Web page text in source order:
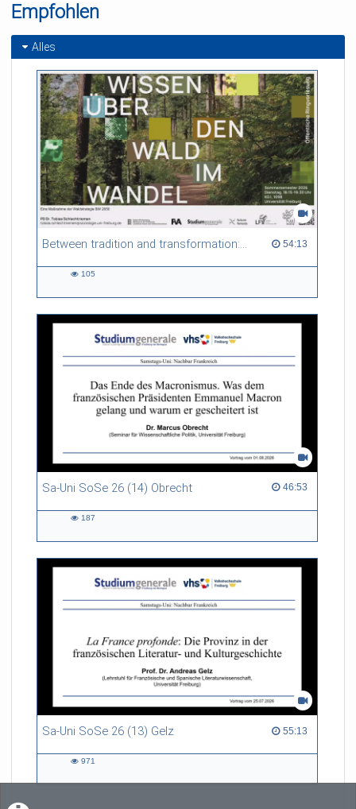
Referent/in:
Andreas Nagel
Empfohlen
Alles
Between tradition and transformation: how owners, advisers and institutions co-create knowledge for resilient forests in Europe 54:13
54:13 duration
105
Sa-Uni SoSe 26 (14) Obrecht 46:53
46:53 duration
187
Sa-Uni SoSe 26 (13) Gelz 55:13
55:13 duration
971